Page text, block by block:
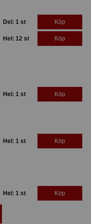
Del: 1 st Köp
Hel: 12 st Köp
Hel: 1 st Köp
Hel: 1 st Köp
Hel: 1 st Köp